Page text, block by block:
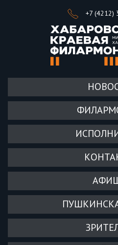
+7 (4212)